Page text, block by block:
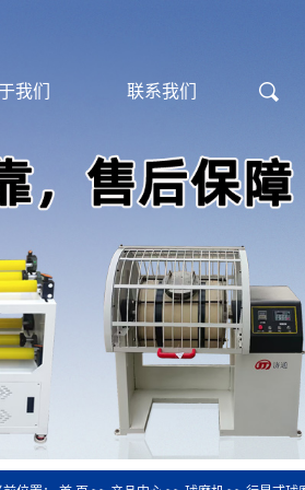
干燥箱
电热鼓风干燥箱
高温炉
喷雾干燥机
手套箱
不锈钢真空手
亚克力手套箱
净化箱
厌氧箱
我们
简介
联系我们